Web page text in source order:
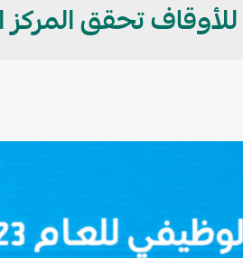
تحقق المركز